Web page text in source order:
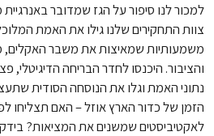
למכור לנו סיפור על הגז שמדובר
צוות התחקירים שלנו גילו את האמת
משמעותיות שמאיצות את משבר
והציבור. היכנסו לחדר הבריחה
נתוני האמת וגלו את הנוסחה הסודית
הזמן של כדור הארץ אוזל – האם תצליחו
לאקטיביסטים שמשנים את המציאות?